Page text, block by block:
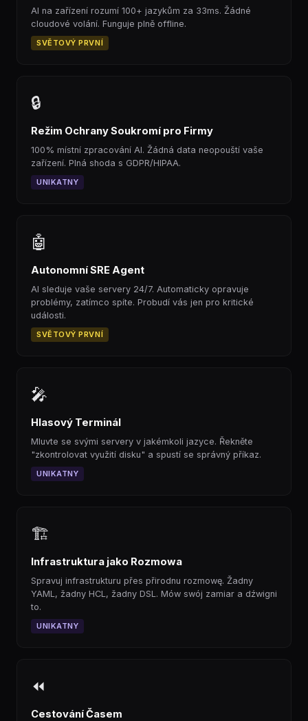
AI na zařízení rozumí 100+ jazykům za 33ms. Žádné
cloudové volání. Funguje plně offline.
SVĚTOVÝ PRVNÍ
🔒
Režim Ochrany Soukromí pro Firmy
100% místní zpracování AI. Žádná data neopouští vaše
zařízení. Plná shoda s GDPR/HIPAA.
UNIKATNY
🤖
Autonomní SRE Agent
AI sleduje vaše servery 24/7. Automaticky opravuje
problémy, zatímco spíte. Probudí vás jen pro kritické
události.
SVĚTOVÝ PRVNÍ
🎤
Hlasový Terminál
Mluvte se svými servery v jakémkoli jazyce. Řekněte
"zkontrolovat využití disku" a spustí se správný příkaz.
UNIKATNY
🏗
Infrastruktura jako Rozmowa
Spravuj infrastrukturu přes přirodnu rozmowę. Žadny
YAML, žadny HCL, žadny DSL. Mów swój zamiar a dźwigni
to.
UNIKATNY
⏪
Cestování Časem